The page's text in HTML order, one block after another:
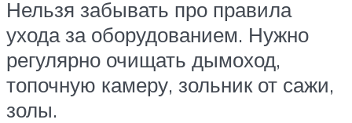
Нельзя забывать про правила
ухода за оборудованием. Нужно
регулярно очищать дымоход,
топочную камеру, зольник от сажи,
золы.